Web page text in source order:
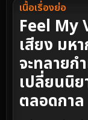
เนื้อเรื่องย่อ
Feel My
เสียง มห
จะทลายก
เปลี่ยนนิย
ตลอดกาล